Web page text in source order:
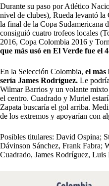
Durante su paso por Atlético
nivel de clubes), Rueda levantó
la final de la Copa Sudamericana
consiguió cuatro trofeos locales
2016, Copa Colombia 2016 y
que más usó en El Verde fue el
En la Selección Colombia, el más
sería James Rodríguez. Le
Wilmar Barrios y un volante
el centro. Cuadrado y Muriel
Zapata buscaría el gol arriba.
de los extremos y apoyarían con
Posibles titulares: David Ospina;
Dávinson Sánchez, Frank Fabra;
Cuadrado, James Rodríguez,